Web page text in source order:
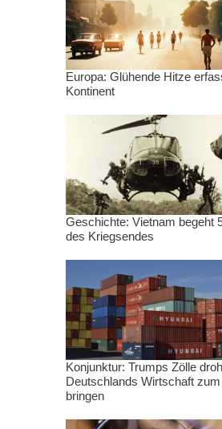
Europa: Glühende Hitze
Kontinent
Geschichte: Vietnam begeht
des Kriegsendes
Konjunktur: Trumps Zölle
Deutschlands Wirtschaft
bringen